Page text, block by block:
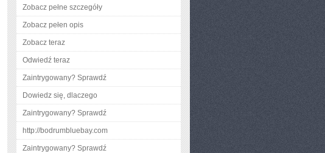
Zobacz pełne szczegóły
Zobacz pełen opis
Zobacz teraz
Odwiedź teraz
Zaintrygowany? Sprawdź
Dowiedz się, dlaczego
Zaintrygowany? Sprawdź
http://bodrumbluebay.com
Zaintrygowany? Sprawdź